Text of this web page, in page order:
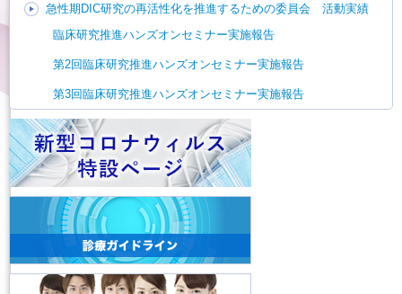
急性期DIC研究の再活性化を推進するための委員会 活動実績
臨床研究推進ハンズオンセミナー実施報告
第2回臨床研究推進ハンズオンセミナー実施報告
第3回臨床研究推進ハンズオンセミナー実施報告